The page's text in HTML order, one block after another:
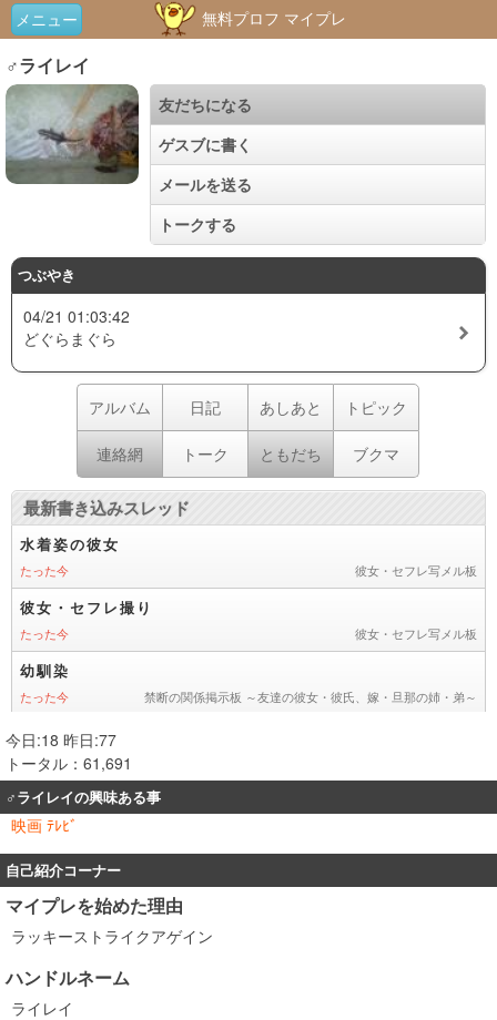
メニュー 無料プロフ マイプレ
♂ライレイ
友だちになる
ゲスブに書く
メールを送る
トークする
つぶやき
04/21 01:03:42
どぐらまぐら
アルバム 日記 あしあと トピック
連絡網 トーク ともだち ブクマ
今日:18 昨日:77
トータル：61,691
♂ライレイの興味ある事
映画 ﾃﾚﾋﾞ
自己紹介コーナー
マイプレを始めた理由
ラッキーストライクアゲイン
ハンドルネーム
ライレイ